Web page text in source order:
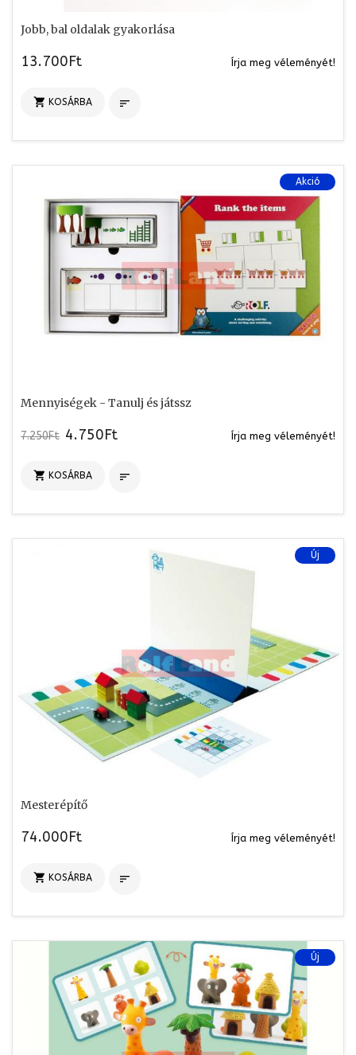
Jobb, bal oldalak gyakorlása
13.700Ft Írja meg véleményét!
 KOSÁRBA 
Akció
Mennyiségek - Tanulj és játssz
7.250Ft 4.750Ft Írja meg véleményét!
 KOSÁRBA 
Új
Mesterépítő
74.000Ft Írja meg véleményét!
 KOSÁRBA 
Új